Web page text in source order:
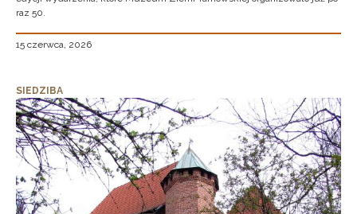
raz 50.
15 czerwca, 2026
SIEDZIBA